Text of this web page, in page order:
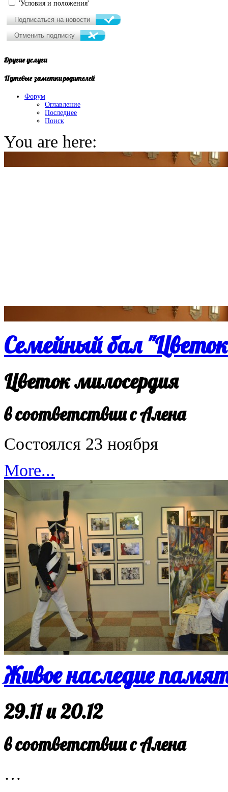
'Условия и положения'
Другиеуслуги
Путевыезаметки родителей
Форум
Оглавление
Последнее
Поиск
You are here:
Семейный бал
Цветок милосердия
в соответствии с Алена
Состоялся 23 ноября
More...
Живое наследие
29.11 и 20.12
в соответствии с Алена
…